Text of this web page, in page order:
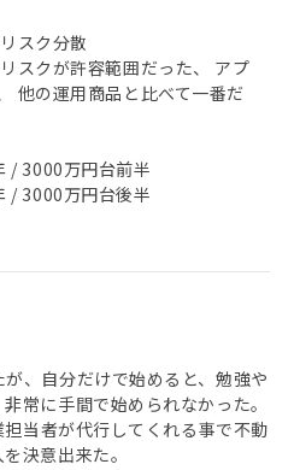
スク分散
スクが許容範囲だった、 アプ
他の運用商品と比べて一番だ
/ 3000万円台前半
/ 3000万円台後半
、自分だけで始めると、勉強や
常に手間で始められなかった。
当者が代行してくれる事で不動
決意出来た。